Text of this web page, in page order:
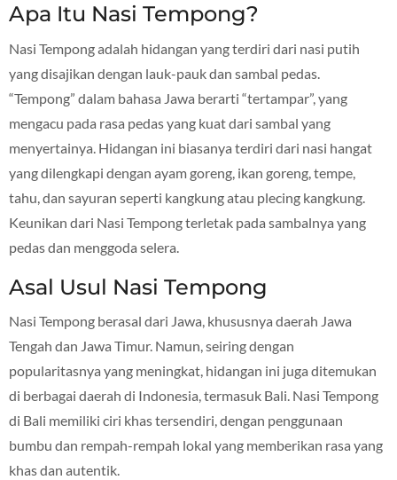
Apa Itu Nasi Tempong?
Nasi Tempong adalah hidangan yang terdiri dari nasi putih
yang disajikan dengan lauk-pauk dan sambal pedas.
“Tempong” dalam bahasa Jawa berarti “tertampar”, yang
mengacu pada rasa pedas yang kuat dari sambal yang
menyertainya. Hidangan ini biasanya terdiri dari nasi hangat
yang dilengkapi dengan ayam goreng, ikan goreng, tempe,
tahu, dan sayuran seperti kangkung atau plecing kangkung.
Keunikan dari Nasi Tempong terletak pada sambalnya yang
pedas dan menggoda selera.
Asal Usul Nasi Tempong
Nasi Tempong berasal dari Jawa, khususnya daerah Jawa
Tengah dan Jawa Timur. Namun, seiring dengan
popularitasnya yang meningkat, hidangan ini juga ditemukan
di berbagai daerah di Indonesia, termasuk Bali. Nasi Tempong
di Bali memiliki ciri khas tersendiri, dengan penggunaan
bumbu dan rempah-rempah lokal yang memberikan rasa yang
khas dan autentik.